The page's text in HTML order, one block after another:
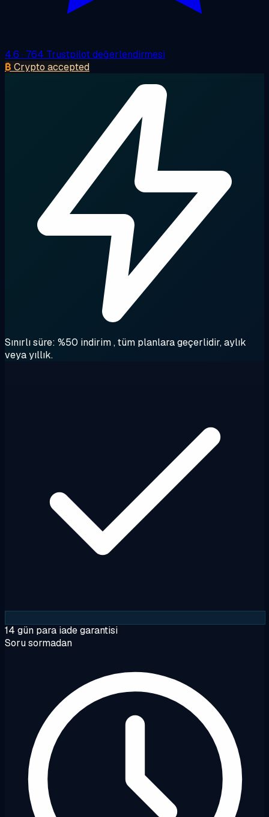
4.6 · 764 Trustpilot değerlendirmesi
₿ Crypto accepted
Sınırlı süre: %50 indirim, tüm planlara geçerlidir, aylık
veya yıllık.
14 gün para iade garantisi
Soru sormadan